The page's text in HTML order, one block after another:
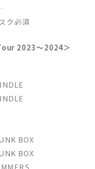
ク必須
2023～2024＞
BOX
BOX